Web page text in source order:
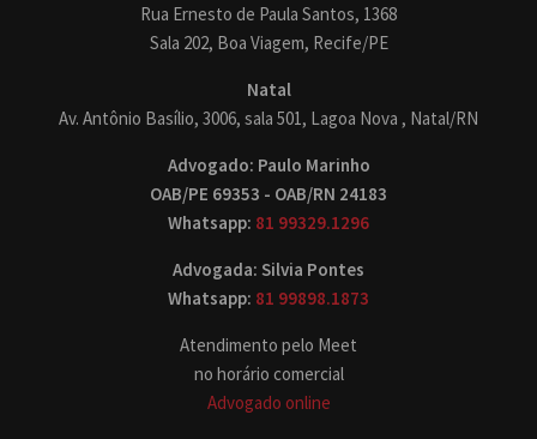
Rua Ernesto de Paula Santos, 1368
Sala 202, Boa Viagem, Recife/PE
Natal
Av. Antônio Basílio, 3006, sala 501, Lagoa Nova , Natal/RN
Advogado: Paulo Marinho
OAB/PE 69353 - OAB/RN 24183
Whatsapp: 81 99329.1296
Advogada: Silvia Pontes
Whatsapp: 81 99898.1873
Atendimento pelo Meet
no horário comercial
Advogado online